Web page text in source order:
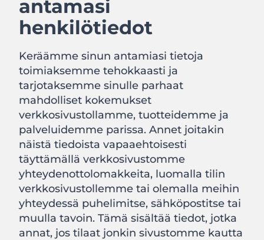
antamasi
henkilötiedot
Keräämme sinun antamiasi tietoja
toimiaksemme tehokkaasti ja
tarjotaksemme sinulle parhaat
mahdolliset kokemukset
verkkosivustollamme, tuotteidemme ja
palveluidemme parissa. Annet joitakin
näistä tiedoista vapaaehtoisesti
täyttämällä verkkosivustomme
yhteydenottolomakkeita, luomalla tilin
verkkosivustollemme tai olemalla meihin
yhteydessä puhelimitse, sähköpostitse tai
muulla tavoin. Tämä sisältää tiedot, jotka
annat, jos tilaat jonkin sivustomme kautta